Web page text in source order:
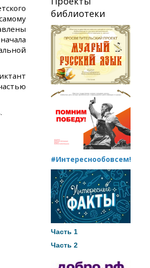
библиотеки
#Интереснообовсем!
Часть 1
Часть 2